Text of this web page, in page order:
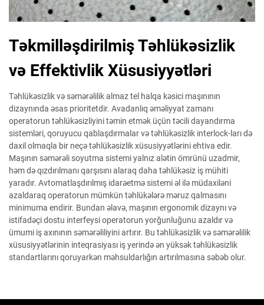
Təkmilləşdirilmiş Təhlükəsizlik
və Effektivlik Xüsusiyyətləri
Təhlükəsizlik və səmərəlilik almaz tel halqa kəsici maşınının
dizaynında əsas prioritetdir. Avadanlıq əməliyyat zamanı
operatorun təhlükəsizliyini təmin etmək üçün təcili dayandırma
sistemləri, qoruyucu qablaşdırmalar və təhlükəsizlik interlock-ları də
daxil olmaqla bir neçə təhlükəsizlik xüsusiyyətlərini ehtiva edir.
Maşının səmərəli soyutma sistemi yalnız alətin ömrünü uzadmir,
həm də qızdırılmanı qarşısını alaraq daha təhlükəsiz iş mühiti
yaradır. Avtomatlaşdırılmış idarəetmə sistemi əl ilə müdaxiləni
azaldaraq operatorun mümkün təhlükələrə məruz qalmasını
minimuma endirir. Bundan əlavə, maşının ergonomik dizaynı və
istifadəçi dostu interfeysi operatorun yorğunluğunu azaldır və
ümumi iş axınının səmərəliliyini artırır. Bu təhlükəsizlik və səmərəlilik
xüsusiyyətlərinin inteqrasiyası iş yerində ən yüksək təhlükəsizlik
standartlarını qoruyarkən məhsuldarlığın artırılmasına səbəb olur.